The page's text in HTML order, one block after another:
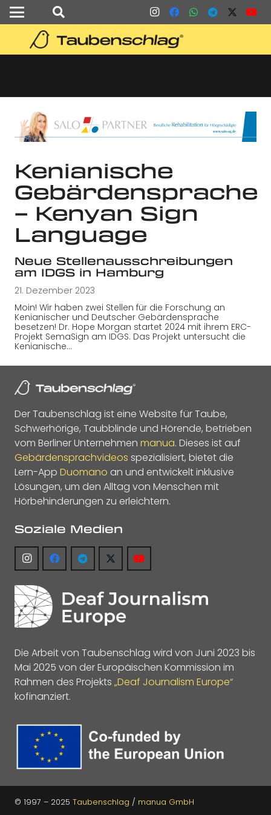
Kenianische
Gebärdensprache
– Kenyan Sign
Language
Neue Stellenausschreibungen
am IDGS in Hamburg
21. Dezember 2023
Moin! Wir haben zwei Stellen für die Forschung an
Kenianischer und Deutscher Gebärdensprache
besetzen! Dr. Hope Morgan startet 2024 mit ihrem ERC-
Projekt SemaSign am IDGS. Das Projekt untersucht die
Kenianische…
Der Taubenschlag ist eine Website für Taube,
Schwerhörige, Taubblinde und Hörende, betrieben
vom Berliner Unternehmen manua. Dieses ist auf
Gebärdensprachvideos spezialisiert, bietet die
Lern-App Duomano an und entwickelt inklusive
Lösungen, um den Alltag von Menschen mit
Hörbehinderungen zu erleichtern.
Soziale Medien
Die Arbeit von Taubenschlag wird von Juni 2023 bis
Mai 2025 von der Europäischen Kommission im
Rahmen des Projekts „Deaf Journalism Europe“
kofinanziert.
© 1997 – 2025 Taubenschlag / manua GmbH